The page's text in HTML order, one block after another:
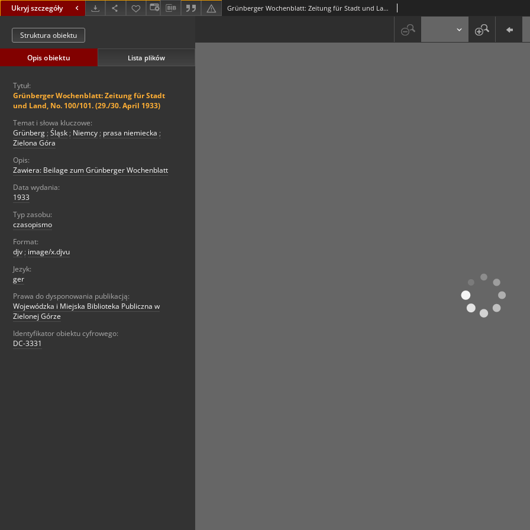
Ukryj szczegóły Grünberger Wochenblatt: Zeitung für Stadt und Land, No. 100/101. (29./30. April 1933)
Struktura obiektu
Opis obiektu Lista plików
Tytuł:
Grünberger Wochenblatt: Zeitung für Stadt
und Land, No. 100/101. (29./30. April 1933)
Temat i słowa kluczowe:
Grünberg ; Śląsk ; Niemcy ; prasa niemiecka ;
Zielona Góra
Opis:
Zawiera: Beilage zum Grünberger Wochenblatt
Data wydania:
1933
Typ zasobu:
czasopismo
Format:
djv ; image/x.djvu
Jezyk:
ger
Prawa do dysponowania publikacją:
Wojewódzka i Miejska Biblioteka Publiczna w
Zielonej Górze
Identyfikator obiektu cyfrowego:
DC-3331